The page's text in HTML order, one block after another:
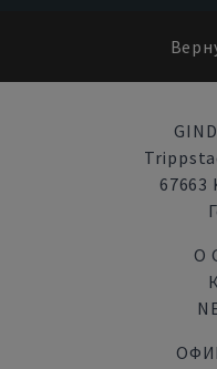
67663
О